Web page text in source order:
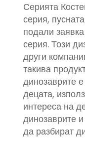
Серията
серия,
подали
серия. Този
други
такива
динозаврите
децата,
интереса на
динозаврите
да разбират